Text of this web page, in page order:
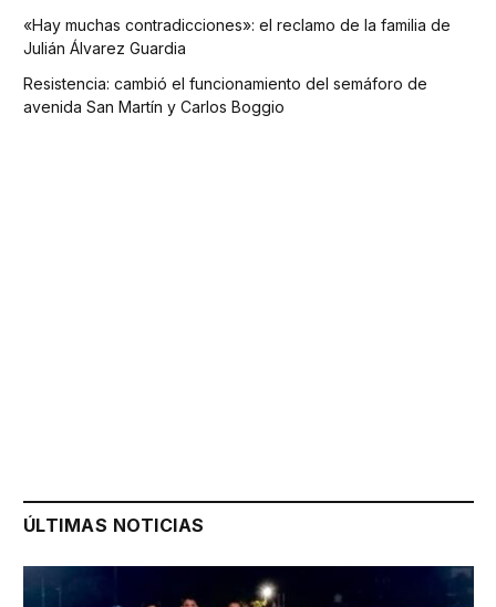
«Hay muchas contradicciones»: el reclamo de la familia de
Julián Álvarez Guardia
Resistencia: cambió el funcionamiento del semáforo de
avenida San Martín y Carlos Boggio
ÚLTIMAS NOTICIAS